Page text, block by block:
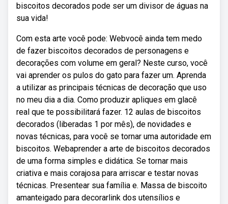
biscoitos decorados pode ser um divisor de águas na
sua vida!
Com esta arte você pode: Webvocê ainda tem medo
de fazer biscoitos decorados de personagens e
decorações com volume em geral? Neste curso, você
vai aprender os pulos do gato para fazer um. Aprenda
a utilizar as principais técnicas de decoração que uso
no meu dia a dia. Como produzir apliques em glacê
real que te possibilitará fazer. 12 aulas de biscoitos
decorados (liberadas 1 por mês), de novidades e
novas técnicas, para você se tornar uma autoridade em
biscoitos. Webaprender a arte de biscoitos decorados
de uma forma simples e didática. Se tornar mais
criativa e mais corajosa para arriscar e testar novas
técnicas. Presentear sua família e. Massa de biscoito
amanteigado para decorarlink dos utensílios e